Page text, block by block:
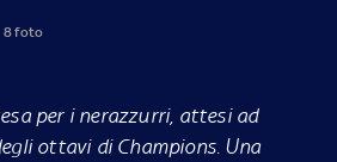
8 foto
per i nerazzurri, attesi ad
ottavi di Champions. Una